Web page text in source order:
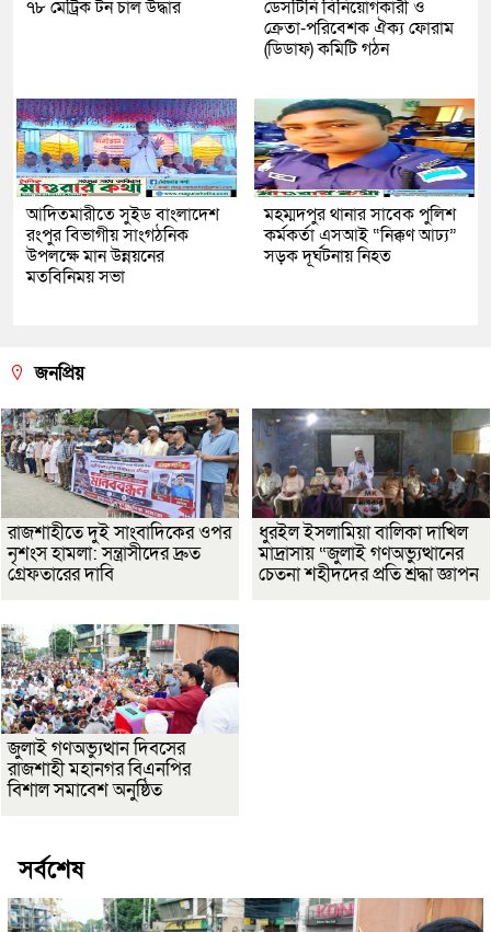
৭৮ মেট্রিক টন চাল উদ্ধার
ডেসটিনি বিনিয়োগকারী ও
ক্রেতা-পরিবেশক ঐক্য ফোরাম
(ডিডাফ) কমিটি গঠন
আদিতমারীতে সুইড বাংলাদেশ
রংপুর বিভাগীয় সাংগঠনিক
উপলক্ষে মান উন্নয়নের
মতবিনিময় সভা
মহম্মদপুর থানার সাবেক পুলিশ
কর্মকর্তা এসআই “নিক্কণ আঢ্য”
সড়ক দূর্ঘটনায় নিহত
জনপ্রিয়
রাজশাহীতে দুই সাংবাদিকের ওপর
নৃশংস হামলা: সন্ত্রাসীদের দ্রুত
গ্রেফতারের দাবি
ধুরইল ইসলামিয়া বালিকা দাখিল
মাদ্রাসায় “জুলাই গণঅভ্যুত্থানের
চেতনা শহীদদের প্রতি শ্রদ্ধা জ্ঞাপন
জুলাই গণঅভ্যুত্থান দিবসের
রাজশাহী মহানগর বিএনপির
বিশাল সমাবেশ অনুষ্ঠিত
সর্বশেষ